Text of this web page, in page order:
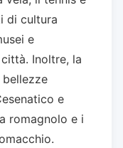
di cultura
e
Inoltre, la
e
romagnolo e i